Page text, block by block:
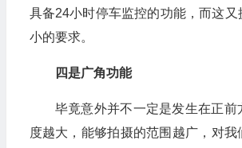
具备24小时停车监控的功能，而这又
小的要求。
四是广角功能
毕竟意外并不一定是发生在正前
度越大，能够拍摄的范围越广，对我